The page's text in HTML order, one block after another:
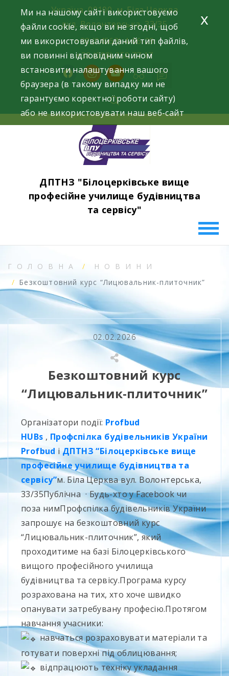
content
Україна, 09100, м. Біла Церква
вул. Волонтерська, 33/35
+38 (04563) 4-06-29
+38 (098) 250 77 17
facebookinstagramyoutube
ДПТНЗ "Білоцерківське вище
професійне училище будівництва
та сервісу"
ГОЛОВНА
НОВИНИ
Безкоштовний курс “Лицювальник-плиточник”
02.02.2026
Безкоштовний курс
“Лицювальник-плиточник”
Організатори події: Profbud
HUBs , Профспілка будівельників України
Profbud і ДПТНЗ “Білоцерківське вище
професійне училище будівництва та
сервісу”м. Біла Церква вул. Волонтерська,
33/35Публічна · Будь-хто у Facebook чи
поза нимПрофспілка будівельників України
запрошує на безкоштовний курс
“Лицювальник-плиточник”, який
проходитиме на базі Білоцерківського
вищого професійного училища
будівництва та сервісу.Програма курсу
розрахована на тих, хто хоче швидко
опанувати затребувану професію.Протягом
навчання учасники:
навчаться розраховувати матеріали та
готувати поверхні під облицювання;
відпрацюють техніку укладання
Ми на нашому сайті використовуємо
файли cookie, якщо ви не згодні, щоб
ми використовували даний тип файлів,
ви повинні відповідним чином
встановити налаштування вашого
браузера (в такому випадку ми не
гарантуємо коректної роботи сайту)
або не використовувати наш веб-сайт
x